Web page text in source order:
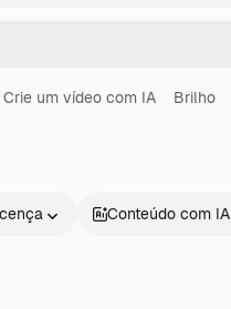
Crie um vídeo com IA Brilho
Conteúdo com IA